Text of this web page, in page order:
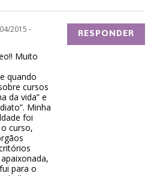
2015 -
Muito
quando
cursos
da vida” e
Minha
foi
curso,
para o
RESPONDER